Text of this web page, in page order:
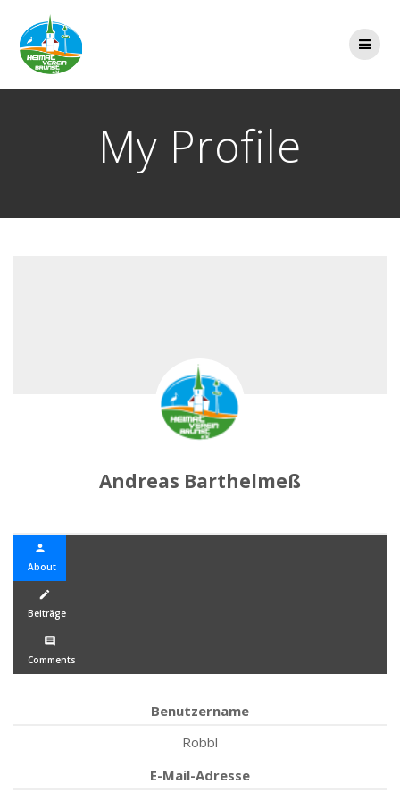
My Profile
Andreas Barthelmeß
person
About
create
Beiträge
comment
Comments
Benutzername
Robbl
E-Mail-Adresse